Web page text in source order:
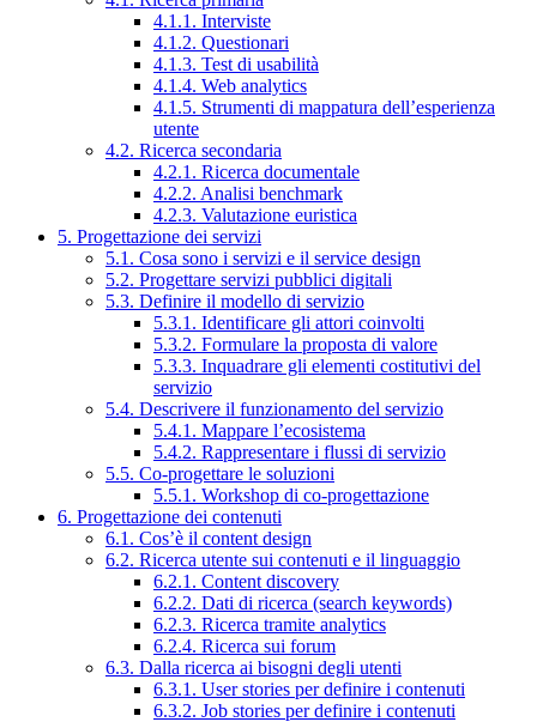
4.1.1. Interviste
4.1.2. Questionari
4.1.3. Test di usabilità
4.1.4. Web analytics
4.1.5. Strumenti di mappatura dell’esperienza
utente
4.2. Ricerca secondaria
4.2.1. Ricerca documentale
4.2.2. Analisi benchmark
4.2.3. Valutazione euristica
5. Progettazione dei servizi
5.1. Cosa sono i servizi e il service design
5.2. Progettare servizi pubblici digitali
5.3. Definire il modello di servizio
5.3.1. Identificare gli attori coinvolti
5.3.2. Formulare la proposta di valore
5.3.3. Inquadrare gli elementi costitutivi del
servizio
5.4. Descrivere il funzionamento del servizio
5.4.1. Mappare l’ecosistema
5.4.2. Rappresentare i flussi di servizio
5.5. Co-progettare le soluzioni
5.5.1. Workshop di co-progettazione
6. Progettazione dei contenuti
6.1. Cos’è il content design
6.2. Ricerca utente sui contenuti e il linguaggio
6.2.1. Content discovery
6.2.2. Dati di ricerca (search keywords)
6.2.3. Ricerca tramite analytics
6.2.4. Ricerca sui forum
6.3. Dalla ricerca ai bisogni degli utenti
6.3.1. User stories per definire i contenuti
6.3.2. Job stories per definire i contenuti